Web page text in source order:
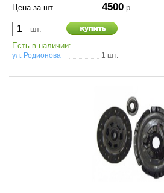
Цена за шт. 4500 р.
шт.
Есть в наличии:
ул. Родионова 1 шт.